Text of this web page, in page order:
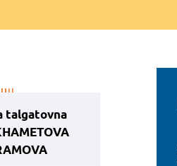
talgatovna